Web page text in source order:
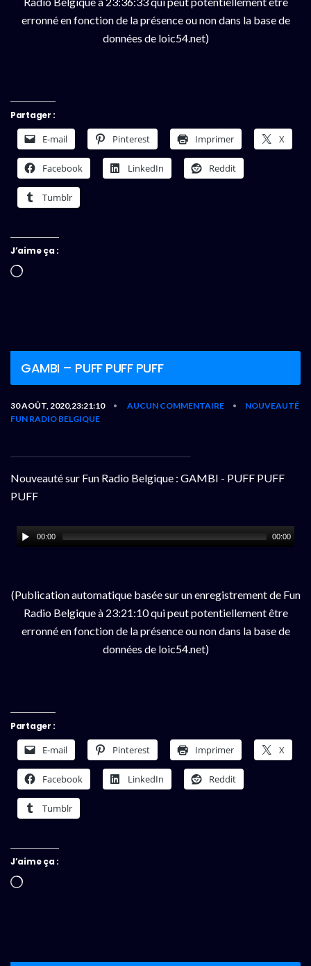
erronné en fonction de la présence ou non dans la base de
données de loic54.net)
Partager :
E-mail Pinterest Imprimer X
Facebook LinkedIn Reddit
Tumblr
J’aime ça :
Chargement…
GAMBI – PUFF PUFF PUFF
30 AOÛT, 2020,23:21:10 • AUCUN COMMENTAIRE •
NOUVEAUTÉ
FUN RADIO BELGIQUE
Nouveauté sur Fun Radio Belgique : GAMBI - PUFF PUFF
PUFF
00:00 00:00
(Publication automatique basée sur un enregistrement de Fun
Radio Belgique à 23:21:10 qui peut potentiellement être
erronné en fonction de la présence ou non dans la base de
données de loic54.net)
Partager :
E-mail Pinterest Imprimer X
Facebook LinkedIn Reddit
Tumblr
J’aime ça :
Chargement…